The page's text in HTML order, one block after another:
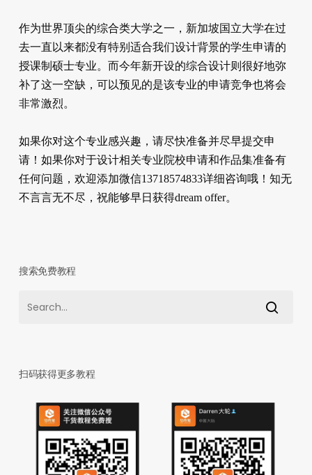
作为世界顶尖的综合类大学之一，新加坡国立大学在过
去一直以来都没有特别适合我们设计背景的学生申请的
授课制硕士专业。而今年新开设的综合设计则很好地弥
补了这一空缺，可以预见的是该专业的申请竞争也将会
非常激烈。
如果你对这个专业感兴趣，请尽快准备并尽早提交申
请！如果你对于设计相关专业院校申请和作品集准备有
任何问题，欢迎添加微信13718574833详细咨询哦！知无
不言言无不尽，祝能够早日获得dream offer。
搜索免费教程
扫码获得更多教程